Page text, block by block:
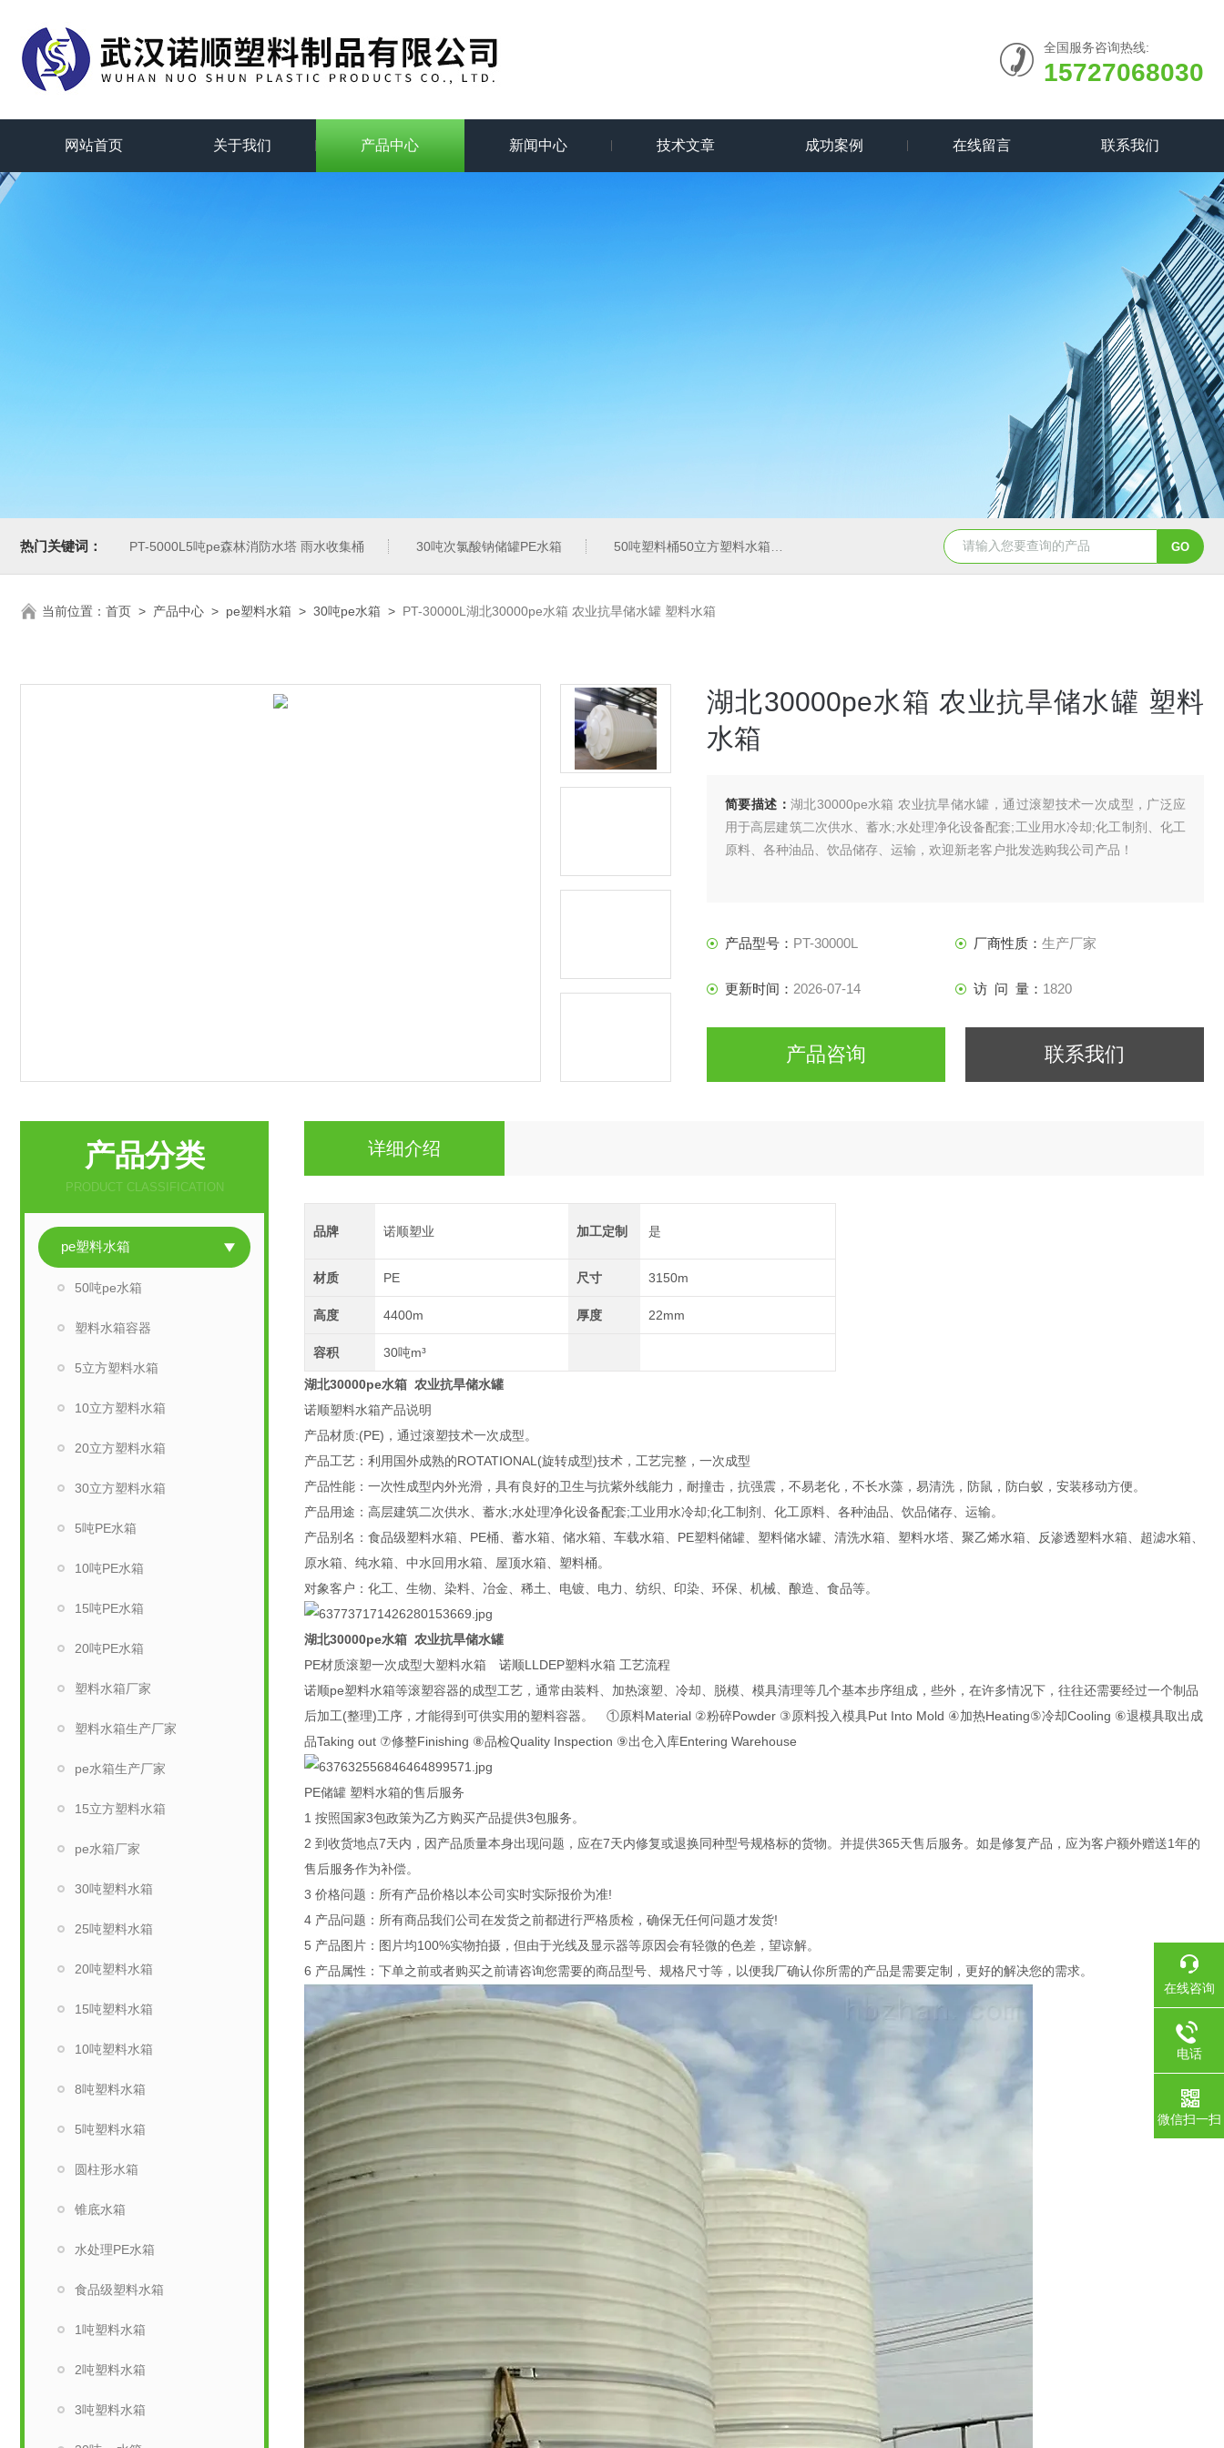
全国服务咨询热线:
15727068030
网站首页 关于我们 产品中心 新闻中心 技术文章 成功案例 在线留言 联系我们
热门关键词： PT-5000L5吨pe森林消防水塔 雨水收集桶 30吨次氯酸钠储罐PE水箱 50吨塑料桶50立方塑料水箱pe水箱 50吨pe塑料水箱储水罐 40吨PE塑料防腐储罐
当前位置： 首页 > 产品中心 > pe塑料水箱 > 30吨pe水箱 > PT-30000L湖北30000pe水箱 农业抗旱储水罐 塑料水箱
湖北30000pe水箱 农业抗旱储水罐 塑料
水箱
简要描述： 湖北30000pe水箱 农业抗旱储水罐，通过滚塑技术一次成型，广泛应
用于高层建筑二次供水、蓄水;水处理净化设备配套;工业用水冷却;化工制剂、化工
原料、各种油品、饮品储存、运输，欢迎新老客户批发选购我公司产品！
产品型号： PT-30000L 厂商性质： 生产厂家
更新时间： 2026-07-14 访 问 量： 1820
产品咨询 联系我们
产品分类
PRODUCT CLASSIFICATION
pe塑料水箱
50吨pe水箱
塑料水箱容器
5立方塑料水箱
10立方塑料水箱
20立方塑料水箱
30立方塑料水箱
5吨PE水箱
10吨PE水箱
15吨PE水箱
20吨PE水箱
塑料水箱厂家
塑料水箱生产厂家
pe水箱生产厂家
15立方塑料水箱
pe水箱厂家
30吨塑料水箱
25吨塑料水箱
20吨塑料水箱
15吨塑料水箱
10吨塑料水箱
8吨塑料水箱
5吨塑料水箱
圆柱形水箱
锥底水箱
水处理PE水箱
食品级塑料水箱
1吨塑料水箱
2吨塑料水箱
3吨塑料水箱
详细介绍
品牌 诺顺塑业 加工定制 是
材质 PE 尺寸 3150m
高度 4400m 厚度 22mm
容积 30吨m³
湖北30000pe水箱 农业抗旱储水罐
诺顺塑料水箱产品说明
产品材质:(PE)，通过滚塑技术一次成型。
产品工艺：利用国外成熟的ROTATIONAL(旋转成型)技术，工艺完整，一次成型
产品性能：一次性成型内外光滑，具有良好的卫生与抗紫外线能力，耐撞击，抗强震，不易老化，不长水藻，易清洗，防鼠，防白蚁，安装移动方便。
产品用途：高层建筑二次供水、蓄水;水处理净化设备配套;工业用水冷却;化工制剂、化工原料、各种油品、饮品储存、运输。
产品别名：食品级塑料水箱、PE桶、蓄水箱、储水箱、车载水箱、PE塑料储罐、塑料储水罐、清洗水箱、塑料水塔、聚乙烯水箱、反渗透塑料水箱、超滤水箱、
原水箱、纯水箱、中水回用水箱、屋顶水箱、塑料桶。
对象客户：化工、生物、染料、冶金、稀土、电镀、电力、纺织、印染、环保、机械、酿造、食品等。
湖北30000pe水箱 农业抗旱储水罐
PE材质滚塑一次成型大塑料水箱 诺顺LLDEP塑料水箱 工艺流程
诺顺pe塑料水箱等滚塑容器的成型工艺，通常由装料、加热滚塑、冷却、脱模、模具清理等几个基本步序组成，些外，在许多情况下，往往还需要经过一个制品
后加工(整理)工序，才能得到可供实用的塑料容器。 ①原料Material ②粉碎Powder ③原料投入模具Put Into Mold ④加热Heating⑤冷却Cooling ⑥退模具取出成
品Taking out ⑦修整Finishing ⑧品检Quality Inspection ⑨出仓入库Entering Warehouse
PE储罐 塑料水箱的售后服务
1 按照国家3包政策为乙方购买产品提供3包服务。
2 到收货地点7天内，因产品质量本身出现问题，应在7天内修复或退换同种型号规格标的货物。并提供365天售后服务。如是修复产品，应为客户额外赠送1年的
售后服务作为补偿。
3 价格问题：所有产品价格以本公司实时实际报价为准!
4 产品问题：所有商品我们公司在发货之前都进行严格质检，确保无任何问题才发货!
5 产品图片：图片均100%实物拍摄，但由于光线及显示器等原因会有轻微的色差，望谅解。
6 产品属性：下单之前或者购买之前请咨询您需要的商品型号、规格尺寸等，以便我厂确认你所需的产品是需要定制，更好的解决您的需求。
在线咨询
电话
微信扫一扫